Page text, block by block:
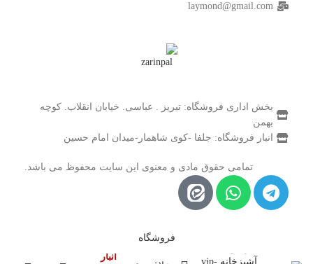
laymond@gmail.com
بخش اداری فروشگاه: تبریز . عباسی. خیابان انقلاب. کوچه
بهمن
انبار فروشگاه: جلفا -کوی شاهمار-میدان امام حسین
تمامی حقوق مادی و معنوی این سایت محفوظ می باشد.
آشپزخانه vip-
انبار
فروشگاه